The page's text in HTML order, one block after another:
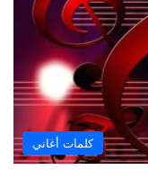
كلمات أغاني